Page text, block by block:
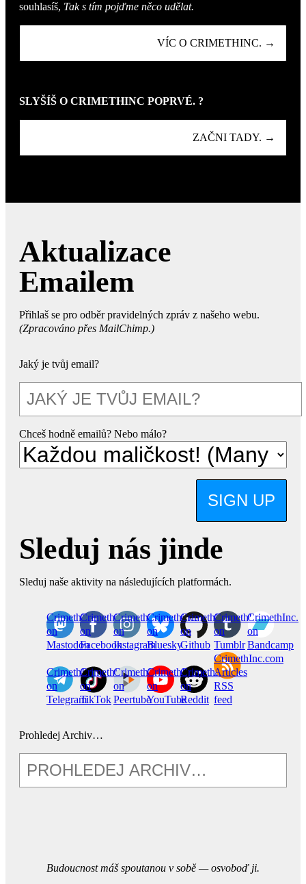
souhlasíš, Tak s tím pojďme něco udělat.
VÍC O CRIMETHINC. →
SLYŠÍŠ O CRIMETHINC POPRVÉ. ?
ZAČNI TADY. →
Aktualizace
Emailem
Přihlaš se pro odběr pravidelných zpráv z našeho webu.
(Zpracováno přes MailChimp.)
Jaký je tvůj email?
Chceš hodně emailů? Nebo málo?
SIGN UP
Sleduj nás jinde
Sleduj naše aktivity na následujících platformách.
CrimethInc.
on
Mastodon
Crimethinc.
on
Facebook
Crimethinc.
on
Instagram
Crimethinc.
on
Bluesky
CrimethInc.
on
Github
CrimethInc.
on
Tumblr
CrimethInc.
on
Bandcamp
CrimethInc.
on
Telegram
Crimethinc.
on
TikTok
CrimethInc.
on
Peertube
CrimethInc.
on
YouTube
CrimethInc.
on
Reddit
CrimethInc.com
Articles
RSS
feed
Prohledej Archiv…
Budoucnost máš spoutanou v sobě — osvoboď ji.